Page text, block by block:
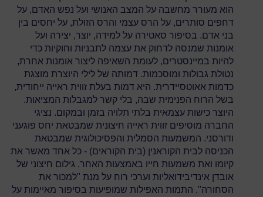
הוא מעורר מחשבה על המצב האנושי ועל נפש האדם, על
דחפים סותרים, על הרס עצמי והרס הזולת, על יחסים בין
בני אדם. בסיפור סאטירה על למידה, יוצר, יצירה ועל
אומנות שמנסה לדחוק את עצמה לתבניות וחוקיות כדי
להיות במיינסטרים, לעומת השאיפה ליצור אומנות אחרת,
נטולת גבולות ומוסכמות. דמותה של לילי היוצרת מוצגת
כדמות אאוטסיידרית. היא דמות בעלת זווית ראייה ייחודית,
בשל הרוח הפנימית שבה, בלי קשר למגבלות המציאות.
היוצר כישות עצמאית בלתי תלויה בזמן ובמקום. נציגי
החברה מוסיפים זווית ראייה חיצונית שמבטאת יחס פוגעני
ודורסני. המשמעות הסמלית והפסיכולוגית שמבטאת
הכניסה לבית הקוראנין (בית הקוראים) - כל אחד מאשר את
קיומו ואת משמעות חייו באמצעות האחר. גילום חיצוני של
אובדן אינדיבידואליות וערכי רוח על מנת "למכור את
הסחורה". התמות האפילות שמופיעות בסיפור מאיימות על